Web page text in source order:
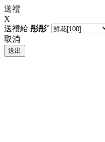
送禮
X
送禮給 彤彤ˇ
取消